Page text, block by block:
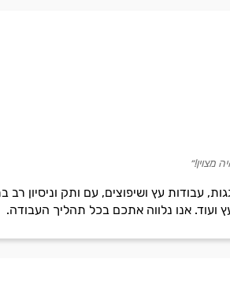
עבודות עץ ושיפוצים, עם ותק וניסיון
ועוד. אנו נלווה אתכם בכל תהליך העבודה.
מצוין!״